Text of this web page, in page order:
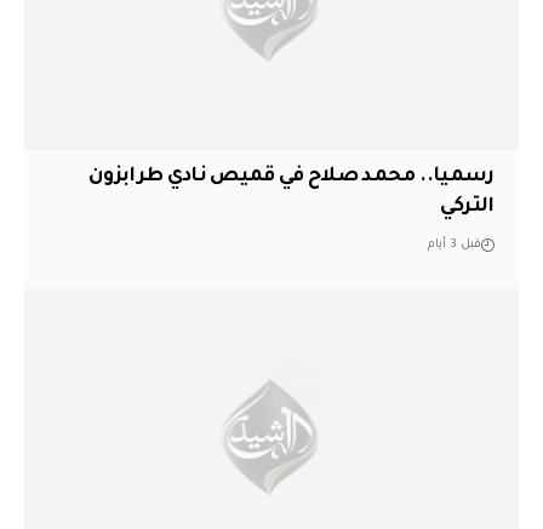
رسميا.. محمد صلاح في قميص نادي طرابزون
التركي
قبل 3 أيام